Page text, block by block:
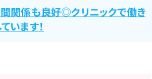
関係も良好◎クリニックで働き
います！